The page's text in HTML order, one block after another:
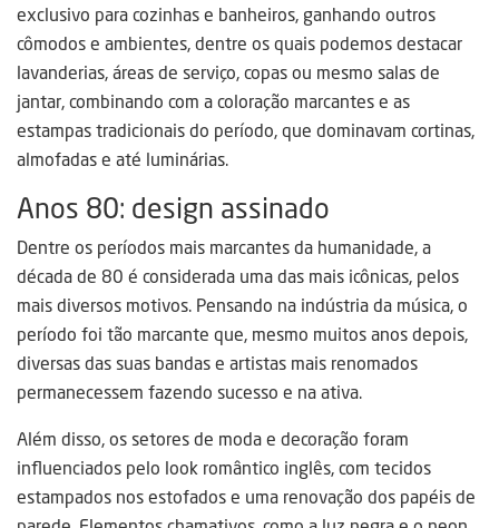
exclusivo para cozinhas e banheiros, ganhando outros
cômodos e ambientes, dentre os quais podemos destacar
lavanderias, áreas de serviço, copas ou mesmo salas de
jantar, combinando com a coloração marcantes e as
estampas tradicionais do período, que dominavam cortinas,
almofadas e até luminárias.
Anos 80: design assinado
Dentre os períodos mais marcantes da humanidade, a
década de 80 é considerada uma das mais icônicas, pelos
mais diversos motivos. Pensando na indústria da música, o
período foi tão marcante que, mesmo muitos anos depois,
diversas das suas bandas e artistas mais renomados
permanecessem fazendo sucesso e na ativa.
Além disso, os setores de moda e decoração foram
influenciados pelo look romântico inglês, com tecidos
estampados nos estofados e uma renovação dos papéis de